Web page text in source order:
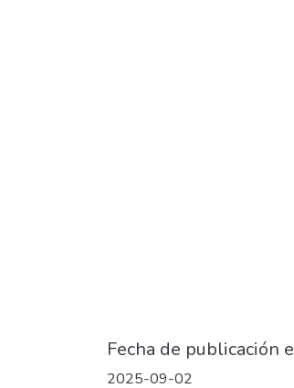
Fecha de publicación
2025-09-02